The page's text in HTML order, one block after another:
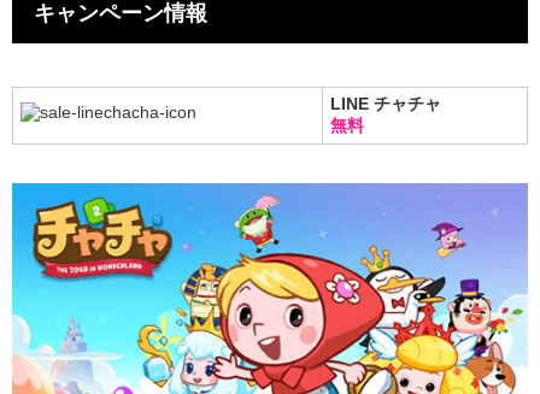
キャンペーン情報
LINE チャチャ
無料